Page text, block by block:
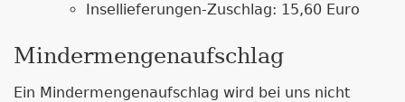
Insellieferungen-Zuschlag: 15,60 Euro
Mindermengenaufschlag
Ein Mindermengenaufschlag wird bei uns nicht